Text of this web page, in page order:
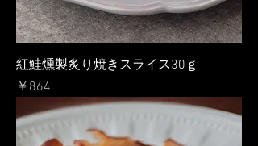
紅鮭燻製炙り焼きスライス30ｇ
価格
￥864